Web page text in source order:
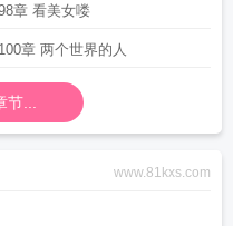
章 看美女喽
章 两个世界的人
...
www.81kxs.com